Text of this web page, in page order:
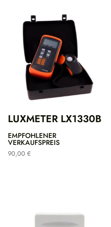
LUXMETER LX1330B
EMPFOHLENER
VERKAUFSPREIS
90,00 €